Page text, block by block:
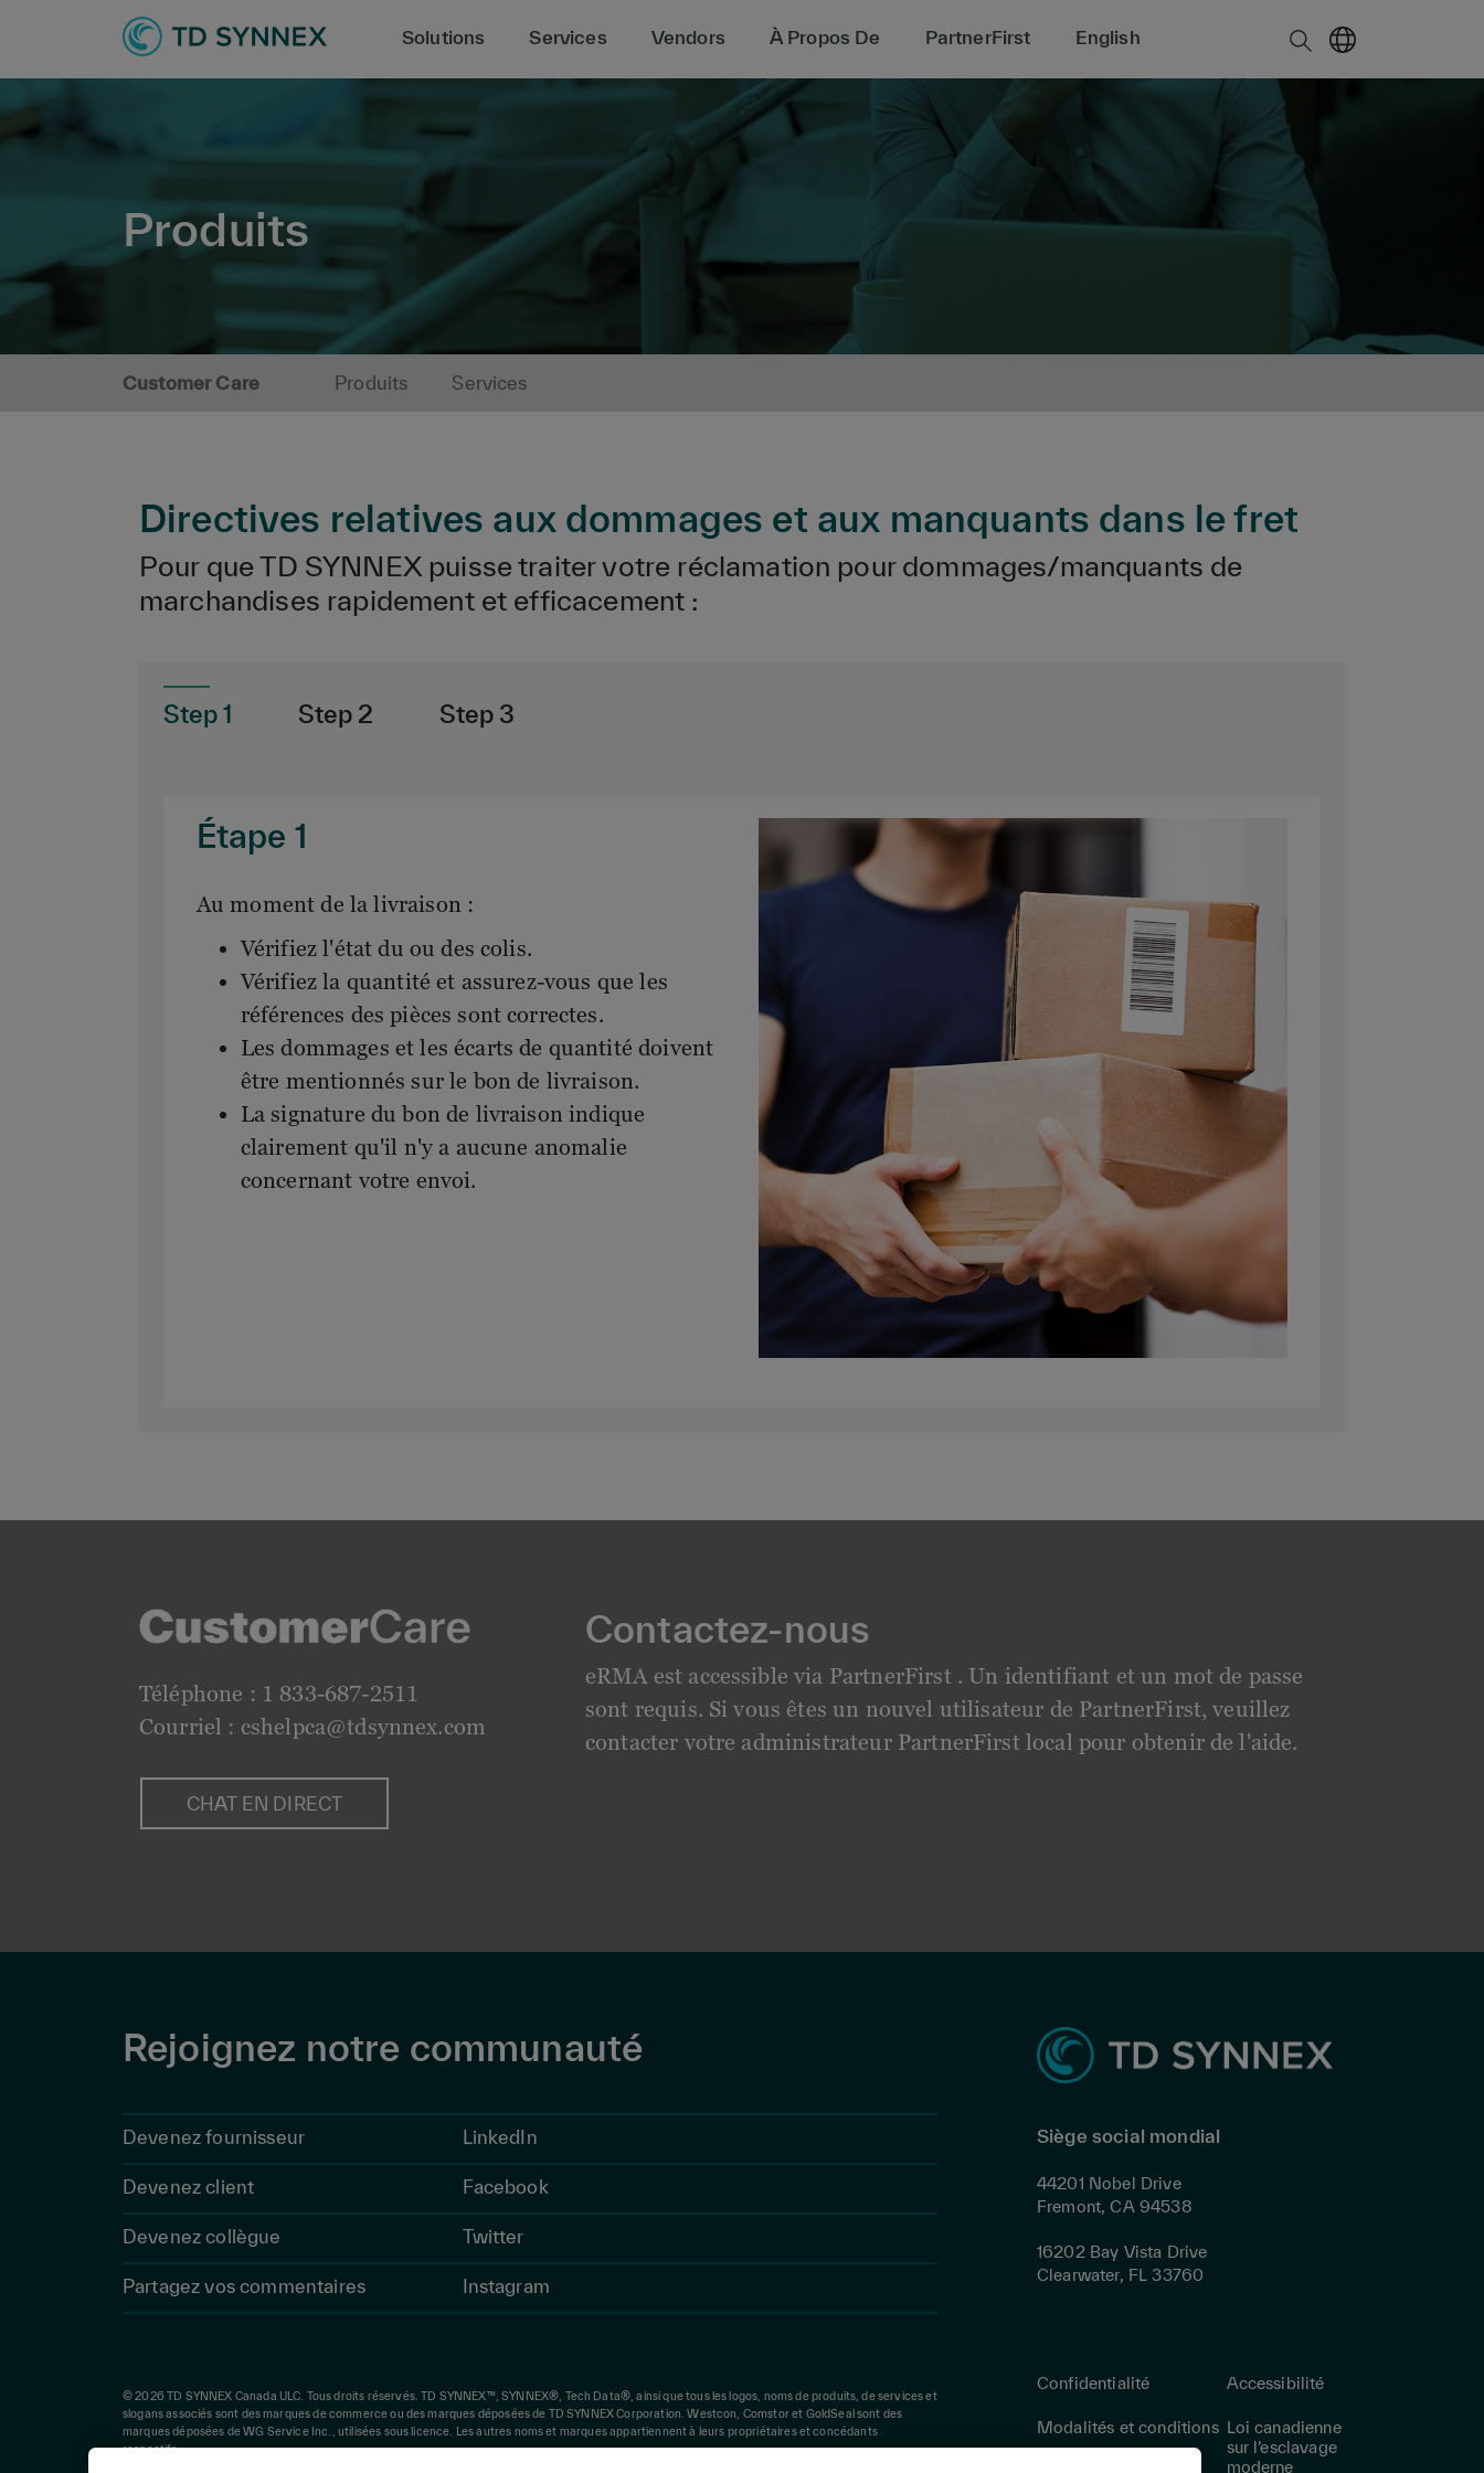
Solutions Services Vendors À Propos De PartnerFirst English
Produits
Customer Care Produits Services
Directives relatives aux dommages et aux manquants dans le fret
Pour que TD SYNNEX puisse traiter votre réclamation pour dommages/manquants de
marchandises rapidement et efficacement :
Step 1 Step 2 Step 3
Étape 1
Au moment de la livraison :
Vérifiez l'état du ou des colis.
Vérifiez la quantité et assurez-vous que les
références des pièces sont correctes.
Les dommages et les écarts de quantité doivent
être mentionnés sur le bon de livraison.
La signature du bon de livraison indique
clairement qu'il n'y a aucune anomalie
concernant votre envoi.
Téléphone : 1 833-687-2511
Courriel : cshelpca@tdsynnex.com
CHAT EN DIRECT
Contactez-nous
eRMA est accessible via PartnerFirst. Un identifiant et un mot de passe
sont requis. Si vous êtes un nouvel utilisateur de PartnerFirst, veuillez
contacter votre administrateur PartnerFirst local pour obtenir de l'aide.
Rejoignez notre communauté
Devenez fournisseur
Devenez client
Devenez collègue
Partagez vos commentaires
LinkedIn
Facebook
Twitter
Instagram
Siège social mondial
44201 Nobel Drive
Fremont, CA 94538
16202 Bay Vista Drive
Clearwater, FL 33760
Confidentialité
Modalités et conditions
Accessibilité
Loi canadienne
sur l’esclavage
moderne
© 2026 TD SYNNEX Canada ULC. Tous droits réservés. TD SYNNEX™, SYNNEX®, Tech Data®, ainsi que tous les logos, noms de produits, de services et
slogans associés sont des marques de commerce ou des marques déposées de TD SYNNEX Corporation. Westcon, Comstor et GoldSeal sont des
marques déposées de WG Service Inc., utilisées sous licence. Les autres noms et marques appartiennent à leurs propriétaires et concédants
respectifs.